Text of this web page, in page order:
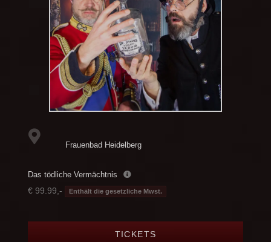
Frauenbad Heidelberg
Das tödliche Vermächtnis
€ 99.99,- Enthält die gesetzliche Mwst.
TICKETS